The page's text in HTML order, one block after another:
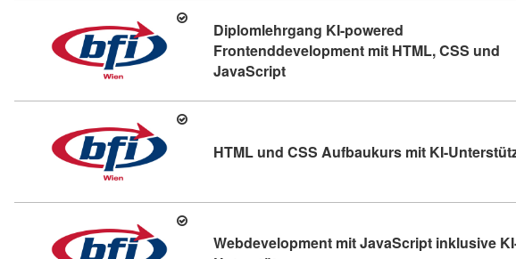
Diplomlehrgang KI-powered
Frontenddevelopment mit HTML, CSS und
JavaScriptKursdetail: Diplomlehrgang KI-
HTML und CSS Aufbaukurs mit KI-
Webdevelopment mit JavaScript inklusive